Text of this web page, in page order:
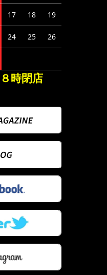
17 18 19
24 25 26
時閉店